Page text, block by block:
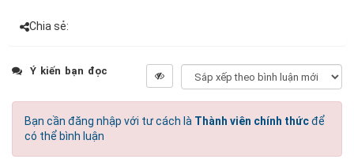
Chia sẻ:
Ý kiến bạn đọc
Bạn cần đăng nhập với tư cách là Thành viên chính thứcđể
có thể bình luận